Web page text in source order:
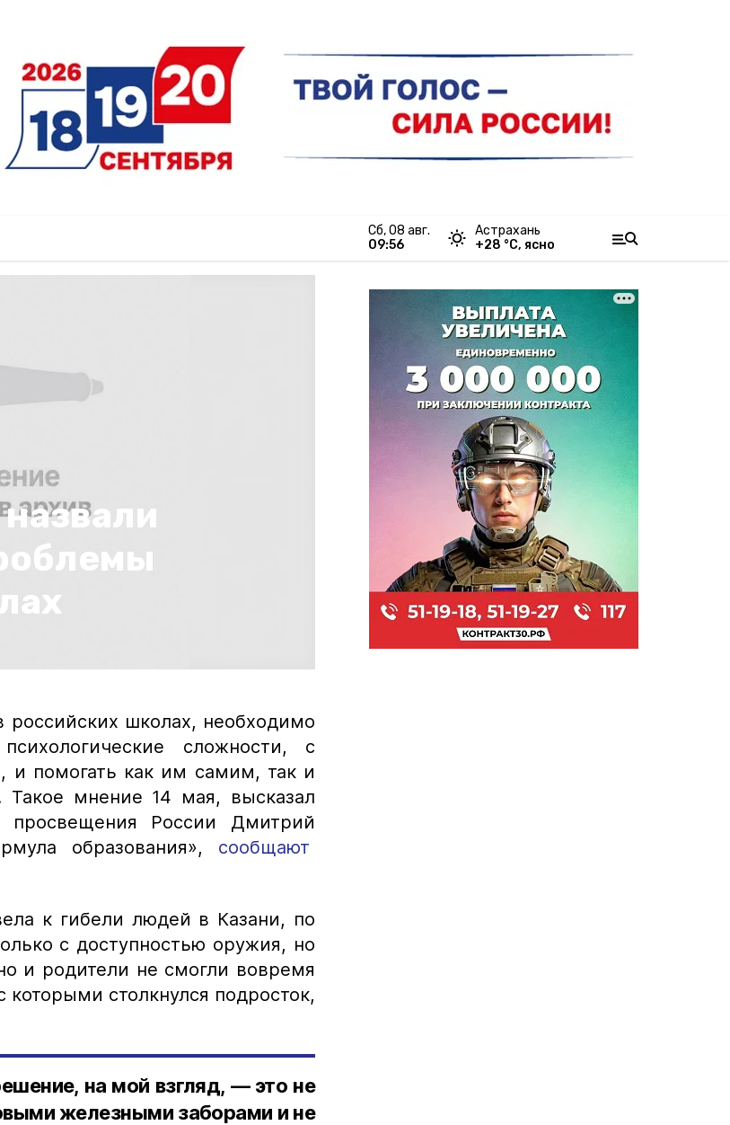
сб, 08 авг.
09:56
Астрахань
+28 °С, ясно
российских школах, необходимо
сложности, с
и помогать как им самим, так и
мнение 14 мая, высказал
просвещения России Дмитрий
образования», сообщают
к гибели людей в Казани, по
с доступностью оружия, но
и родители не смогли вовремя
столкнулся подросток,
на мой взгляд, — это не
железными заборами и не